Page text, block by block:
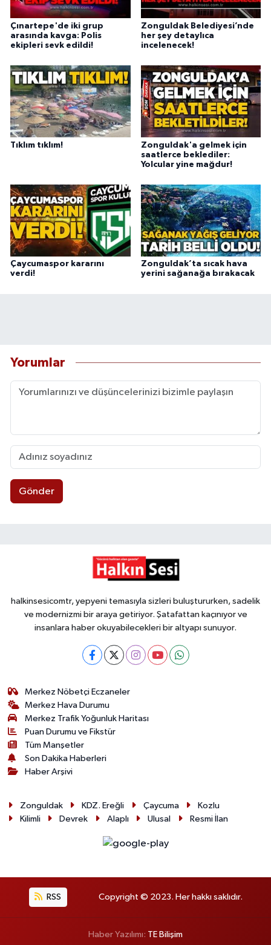
Çınartepe'de iki grup
arasında kavga: Polis
ekipleri sevk edildi!
Zonguldak Belediyesi’nde
her şey detaylıca
incelenecek!
Tıklım tıklım!
Zonguldak'a gelmek için
saatlerce beklediler:
Yolcular yine mağdur!
Çaycumaspor kararını
verdi!
Zonguldak’ta sıcak hava
yerini sağanağa bırakacak
Yorumlar
Gönder
halkinsesicomtr, yepyeni temasıyla sizleri buluştururken, sadelik
ve modernizmi bir araya getiriyor. Şatafattan kaçınıyor ve
insanlara haber okuyabilecekleri bir altyapı sunuyor.
Merkez Nöbetçi Eczaneler
Merkez Hava Durumu
Merkez Trafik Yoğunluk Haritası
Puan Durumu ve Fikstür
Tüm Manşetler
Son Dakika Haberleri
Haber Arşivi
Zonguldak KDZ. Ereğli Çaycuma
Kozlu
Kilimli
Devrek Alaplı Ulusal Resmi İlan
RSS Copyright © 2023. Her hakkı saklıdır.
Haber Yazılımı: TE Bilişim